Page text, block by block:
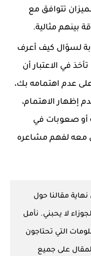
تتوافق مع
بينهم مثالية.
لسؤال كيف أعرف
في الاعتبار أن
عدم اهتمامه بك،
إظهار الاهتمام،
صعوبات في
معه لفهم مشاعره
مقالنا حول
لا يحبني. نأمل
التي تحتاجون
على جميع